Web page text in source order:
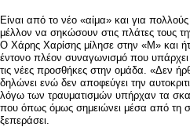
Είναι από το νέο «αίμα» και για
μέλλον να σηκώσουν στις πλάτες τους
Ο Χάρης Χαρίσης μίλησε στην «Μ» και
έντονο πλέον συναγωνισμό που υπάρχει
τις νέες προσθήκες στην ομάδα. «Δεν
δηλώνει ενώ δεν αποφεύγει την
λόγω των τραυματισμών υπήρχαν τα
που όπως όμως σημειώνει μέσα από τη
ξεπεράσει.